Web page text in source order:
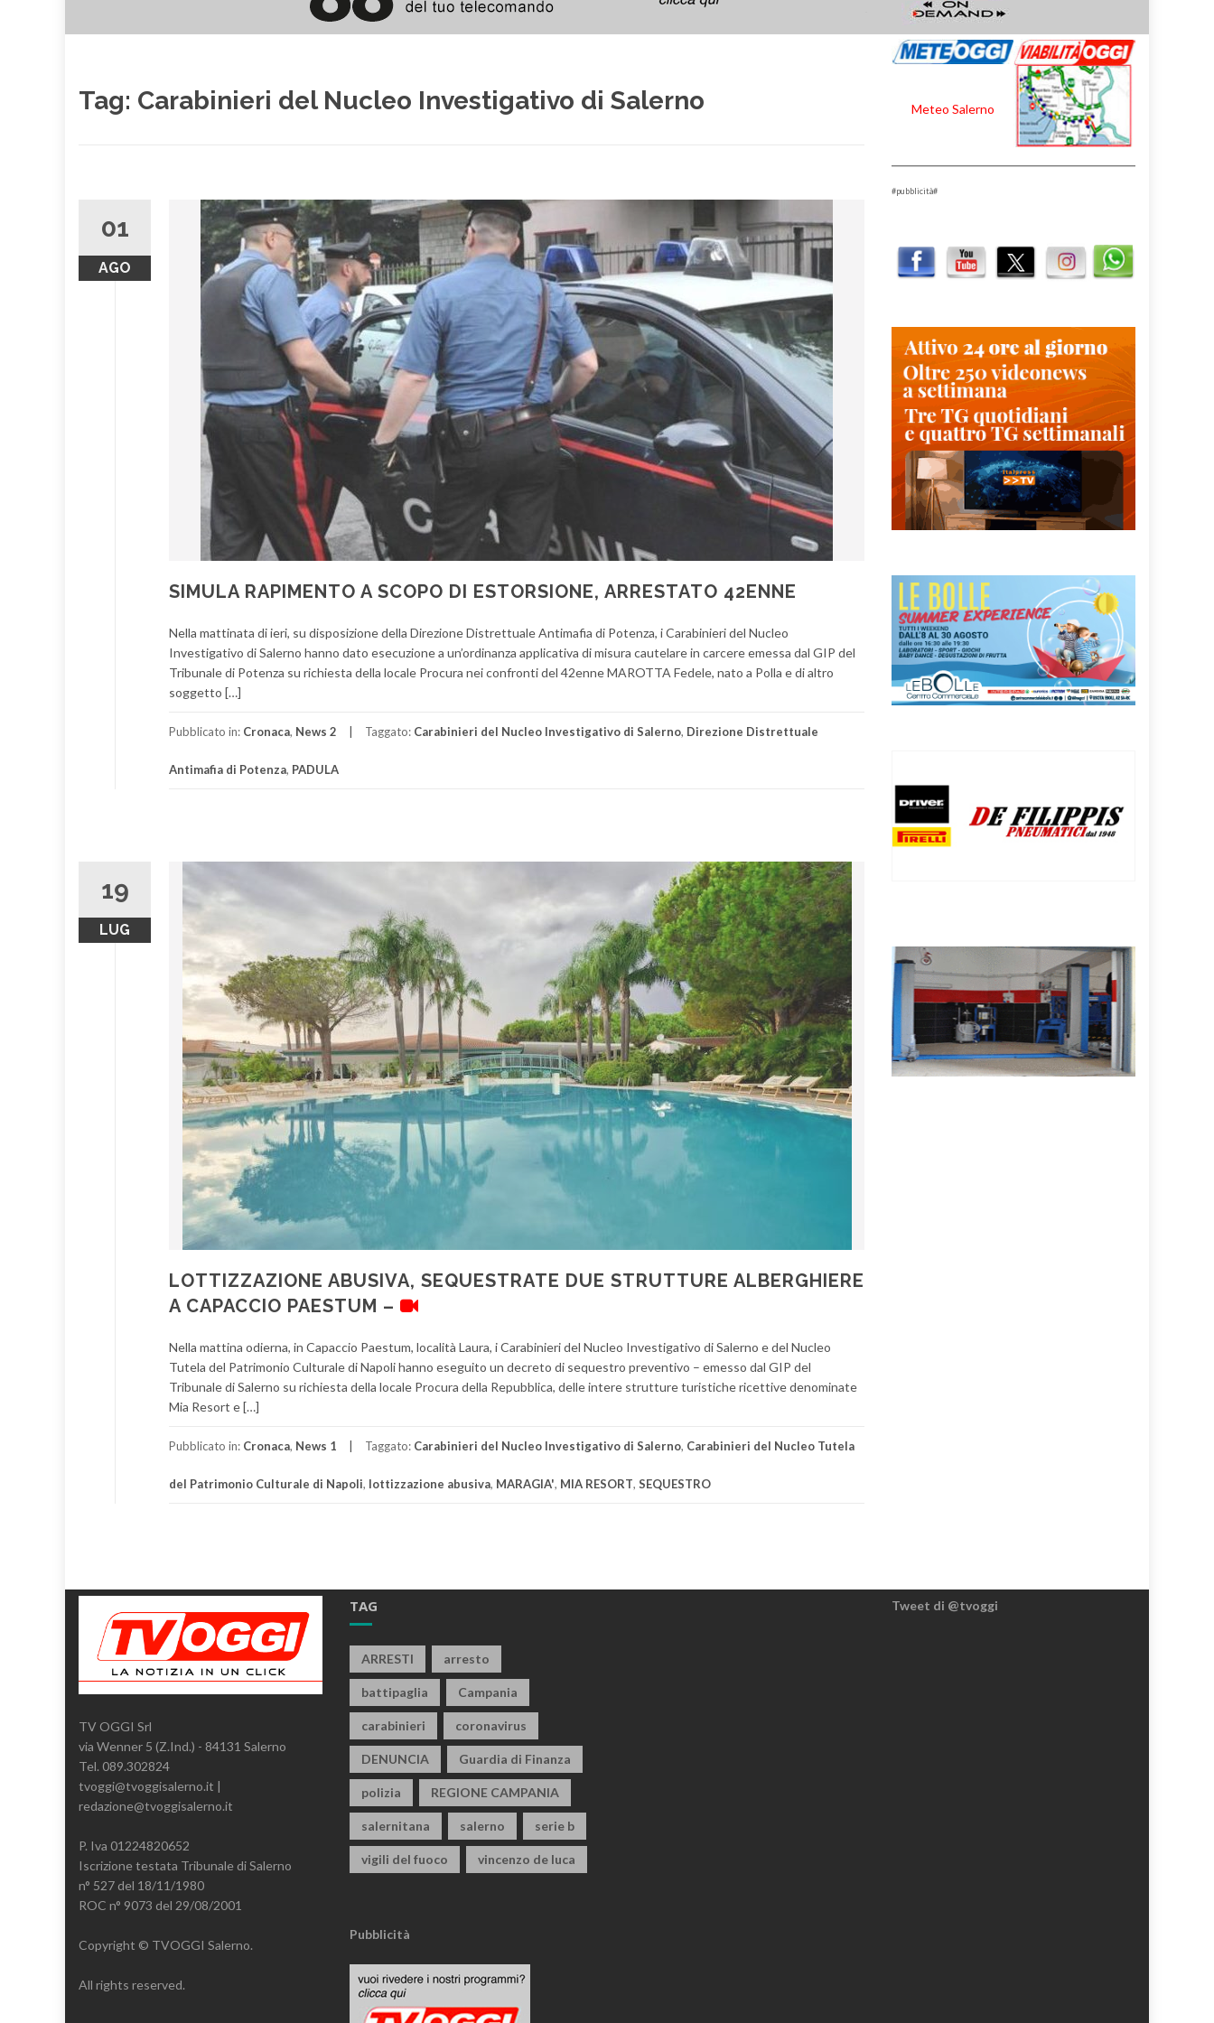
Tag: Carabinieri del Nucleo Investigativo di Salerno
01
AGO
SIMULA RAPIMENTO A SCOPO DI ESTORSIONE, ARRESTATO 42ENNE
Nella mattinata di ieri, su disposizione della Direzione Distrettuale Antimafia di Potenza, i Carabinieri del Nucleo
Investigativo di Salerno hanno dato esecuzione a un’ordinanza applicativa di misura cautelare in carcere emessa dal GIP del
Tribunale di Potenza su richiesta della locale Procura nei confronti del 42enne MAROTTA Fedele, nato a Polla e di altro
soggetto […]
Pubblicato in: Cronaca, News 2 Taggato: Carabinieri del Nucleo Investigativo di Salerno, Direzione Distrettuale
Antimafia di Potenza, PADULA
19
LUG
LOTTIZZAZIONE ABUSIVA, SEQUESTRATE DUE STRUTTURE ALBERGHIERE
A CAPACCIO PAESTUM –
Nella mattina odierna, in Capaccio Paestum, località Laura, i Carabinieri del Nucleo Investigativo di Salerno e del Nucleo
Tutela del Patrimonio Culturale di Napoli hanno eseguito un decreto di sequestro preventivo – emesso dal GIP del
Tribunale di Salerno su richiesta della locale Procura della Repubblica, delle intere strutture turistiche ricettive denominate
Mia Resort e […]
Pubblicato in: Cronaca, News 1 Taggato: Carabinieri del Nucleo Investigativo di Salerno, Carabinieri del Nucleo Tutela
del Patrimonio Culturale di Napoli, lottizzazione abusiva, MARAGIA', MIA RESORT, SEQUESTRO
Meteo Salerno
#pubblicità#
TV OGGI Srl
via Wenner 5 (Z.Ind.) - 84131 Salerno
Tel. 089.302824
tvoggi@tvoggisalerno.it |
redazione@tvoggisalerno.it
P. Iva 01224820652
Iscrizione testata Tribunale di Salerno
n° 527 del 18/11/1980
ROC n° 9073 del 29/08/2001
Copyright © TVOGGI Salerno.
All rights reserved.
TAG
ARRESTI arresto
battipaglia Campania
carabinieri coronavirus
DENUNCIA Guardia di Finanza
polizia REGIONE CAMPANIA
salernitana salerno serie b
vigili del fuoco vincenzo de luca
Pubblicità
Tweet di @tvoggi